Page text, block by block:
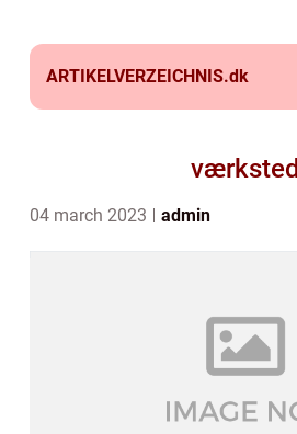
ARTIKELVERZEICHNIS.dk
værksted
04 march 2023 admin